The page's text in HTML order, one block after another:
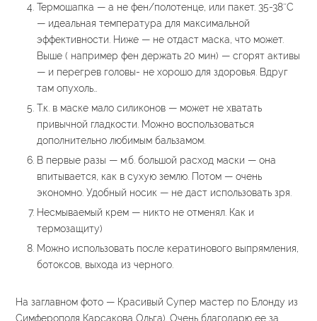
Термошапка — а не фен/полотенце, или пакет. 35-38″С
— идеальная температура для максимальной
эффективности. Ниже — не отдаст маска, что может.
Выше ( например фен держать 20 мин) — сгорят активы
— и перегрев головы- не хорошо для здоровья. Вдруг
там опухоль…
Т.к. в маске мало силиконов — может не хватать
привычной гладкости. Можно воспользоваться
дополнительно любимым бальзамом.
В первые разы — м.б. большой расход маски — она
впитывается, как в сухую землю. Потом — очень
экономно. Удобный носик — не даст использовать зря.
Несмываемый крем — никто не отменял. Как и
термозащиту)
Можно использовать после кератинового выпрямления,
ботоксов, выхода из черного.
На заглавном фото — Красивый Супер мастер по Блонду из
Симферополя Карсакова Ольга). Очень благодарю ее за